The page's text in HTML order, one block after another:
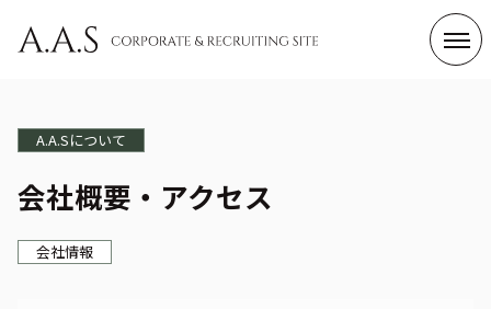
Business & News
A.A.Sについて
会社概要・アクセス
会社情報